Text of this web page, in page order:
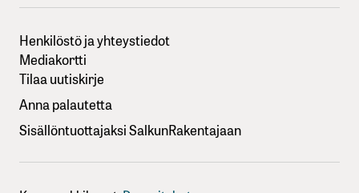
Henkilöstö ja yhteystiedot
Mediakortti
Tilaa uutiskirje
Anna palautetta
Sisällöntuottajaksi SalkunRakentajaan